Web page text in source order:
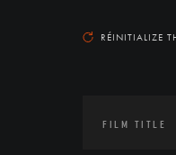
RÉINITIALIZE